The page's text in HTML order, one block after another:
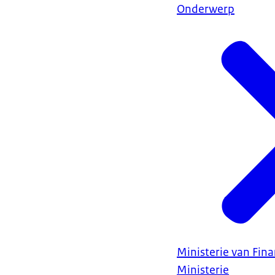
Onderwerp
Ministerie van
Ministerie